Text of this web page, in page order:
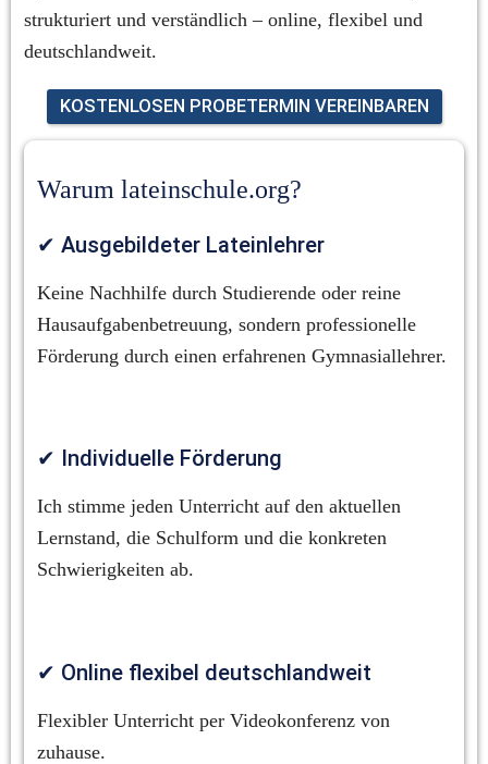
strukturiert und verständlich – online, flexibel und
deutschlandweit.
KOSTENLOSEN PROBETERMIN VEREINBAREN
Warum lateinschule.org?
✔ Ausgebildeter Lateinlehrer
Keine Nachhilfe durch Studierende oder reine
Hausaufgabenbetreuung, sondern professionelle
Förderung durch einen erfahrenen Gymnasiallehrer.
✔ Individuelle Förderung
Ich stimme jeden Unterricht auf den aktuellen
Lernstand, die Schulform und die konkreten
Schwierigkeiten ab.
✔ Online flexibel deutschlandweit
Flexibler Unterricht per Videokonferenz von
zuhause.